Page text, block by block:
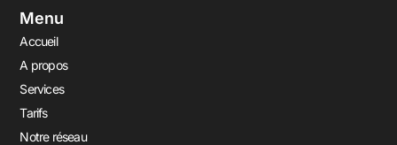
Menu
Accueil
A propos
Services
Tarifs
Notre réseau